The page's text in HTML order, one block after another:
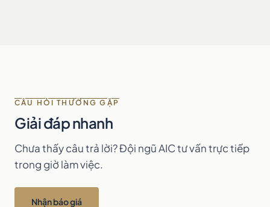
CÂU HỎI THƯỜNG GẶP
Giải đáp nhanh
Chưa thấy câu trả lời? Đội ngũ AIC tư vấn trực tiếp
trong giờ làm việc.
Nhận báo giá